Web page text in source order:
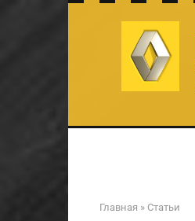
Главная » Статьи